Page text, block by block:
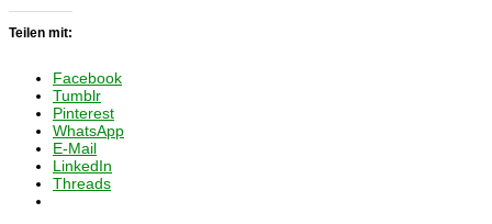
Teilen mit:
Facebook
Tumblr
Pinterest
WhatsApp
E-Mail
LinkedIn
Threads